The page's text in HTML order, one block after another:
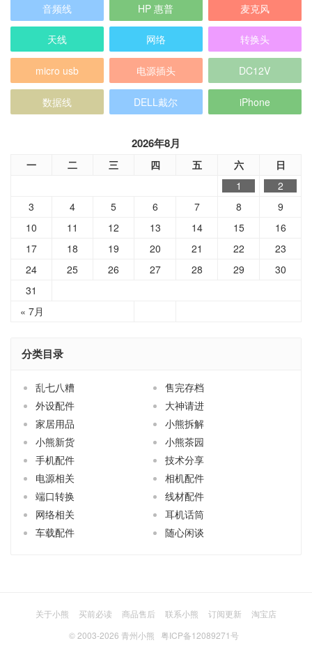
音频线 HP 惠普 麦克风
天线 网络 转换头
micro usb 电源插头 DC12V
数据线 DELL戴尔 iPhone
2026年8月
一 二 三 四 五 六 日
« 7月
1
2
3
4 5 6 7 8
9
10
11 12 13 14 15
16
17
18 19 20 21 22
23
24
25 26 27 28 29
30
31
分类目录
乱七八糟
售完存档
外设配件
大神请进
家居用品
小熊拆解
小熊新货
小熊茶园
手机配件
技术分享
电源相关
相机配件
端口转换
线材配件
网络相关
耳机话筒
车载配件
随心闲谈
关于小熊 买前必读 商品售后 联系小熊 订阅更新
淘宝店
© 2003-2026 青州小熊 粤ICP备12089271号